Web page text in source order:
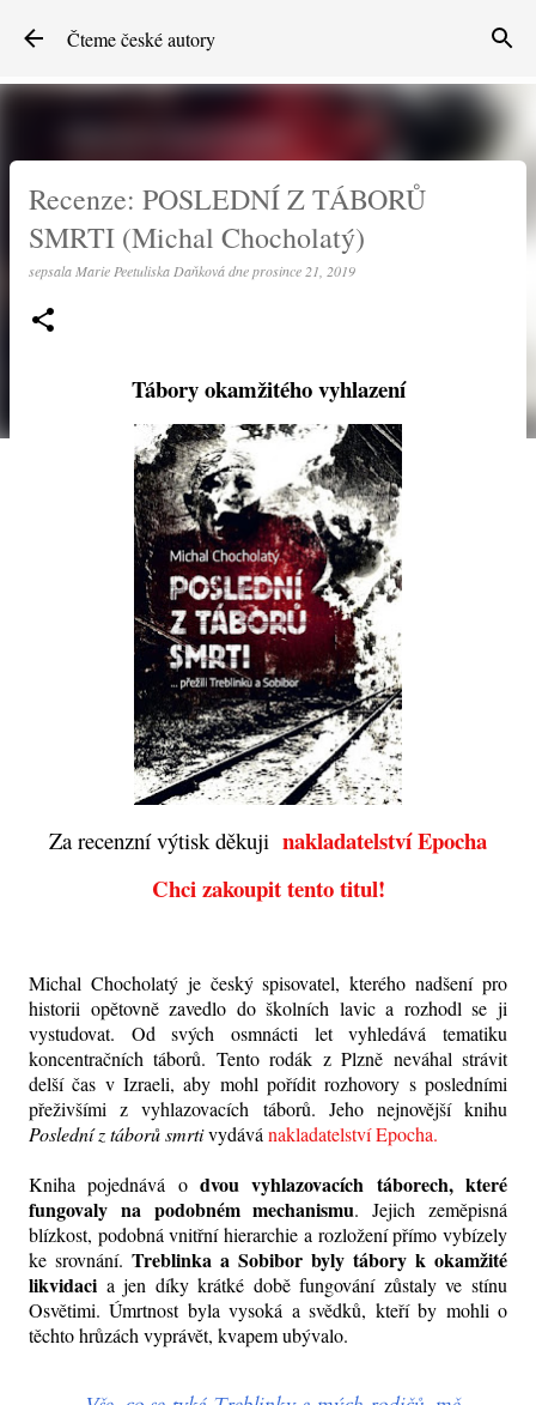
Přeskočit na hlavní obsah
Čteme české autory
Recenze: POSLEDNÍ Z TÁBORŮ
SMRTI (Michal Chocholatý)
sepsala Marie Peetuliska Daňkovádneprosince 21, 2019
Tábory okamžitého vyhlazení
Za recenzní výtisk děkuji nakladatelství Epocha
Chci zakoupit tento titul!
Michal Chocholatý je český spisovatel, kterého nadšení pro
historii opětovně zavedlo do školních lavic a rozhodl se ji
vystudovat. Od svých osmnácti
let vyhledává tematiku
koncentračních táborů. Tento rodák z Plzně neváhal strávit
delší čas v Izraeli, aby mohl pořídit rozhovory s posledními
přeživšími z vyhlazovacích táborů. Jeho nejnovější knihu
Poslední z táborů smrtivydává nakladatelství Epocha.
Kniha pojednává o dvou vyhlazovacích táborech, které
fungovaly na podobném mechanismu. Jejich zeměpisná
blízkost, podobná vnitřní hierarchie a rozložení přímo vybízely
ke srovnání. Treblinka a Sobibor byly tábory k okamžité
likvidaci a jen díky krátké době fungování zůstaly ve stínu
Osvětimi. Úmrtnost byla vysoká a svědků, kteří by mohli o
těchto hrůzách vyprávět, kvapem ubývalo.